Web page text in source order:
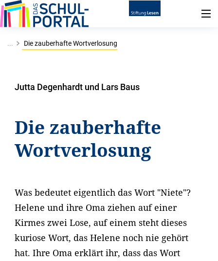
... Die zauberhafte Wortverlosung
Jutta Degenhardt und Lars Baus
Die zauberhafte
Wortverlosung
Was bedeutet eigentlich das Wort "Niete"?
Helene und ihre Oma ziehen auf einer
Kirmes zwei Lose, auf einem steht dieses
kuriose Wort, das Helene noch nie gehört
hat. Ihre Oma erklärt ihr, dass das Wort